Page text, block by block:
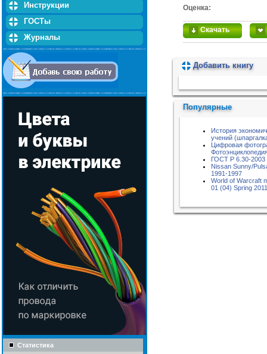
Инструкции
ГОСТы
Журналы
Статистика
Оценка:
Скачать
Добавить книгу
Популярные
История
учений
Цифровая
ГОСТ Р 6.30-2003
Nissan Sunny/
1991-1997
World of Warcraft
01 (04) Spring 2011